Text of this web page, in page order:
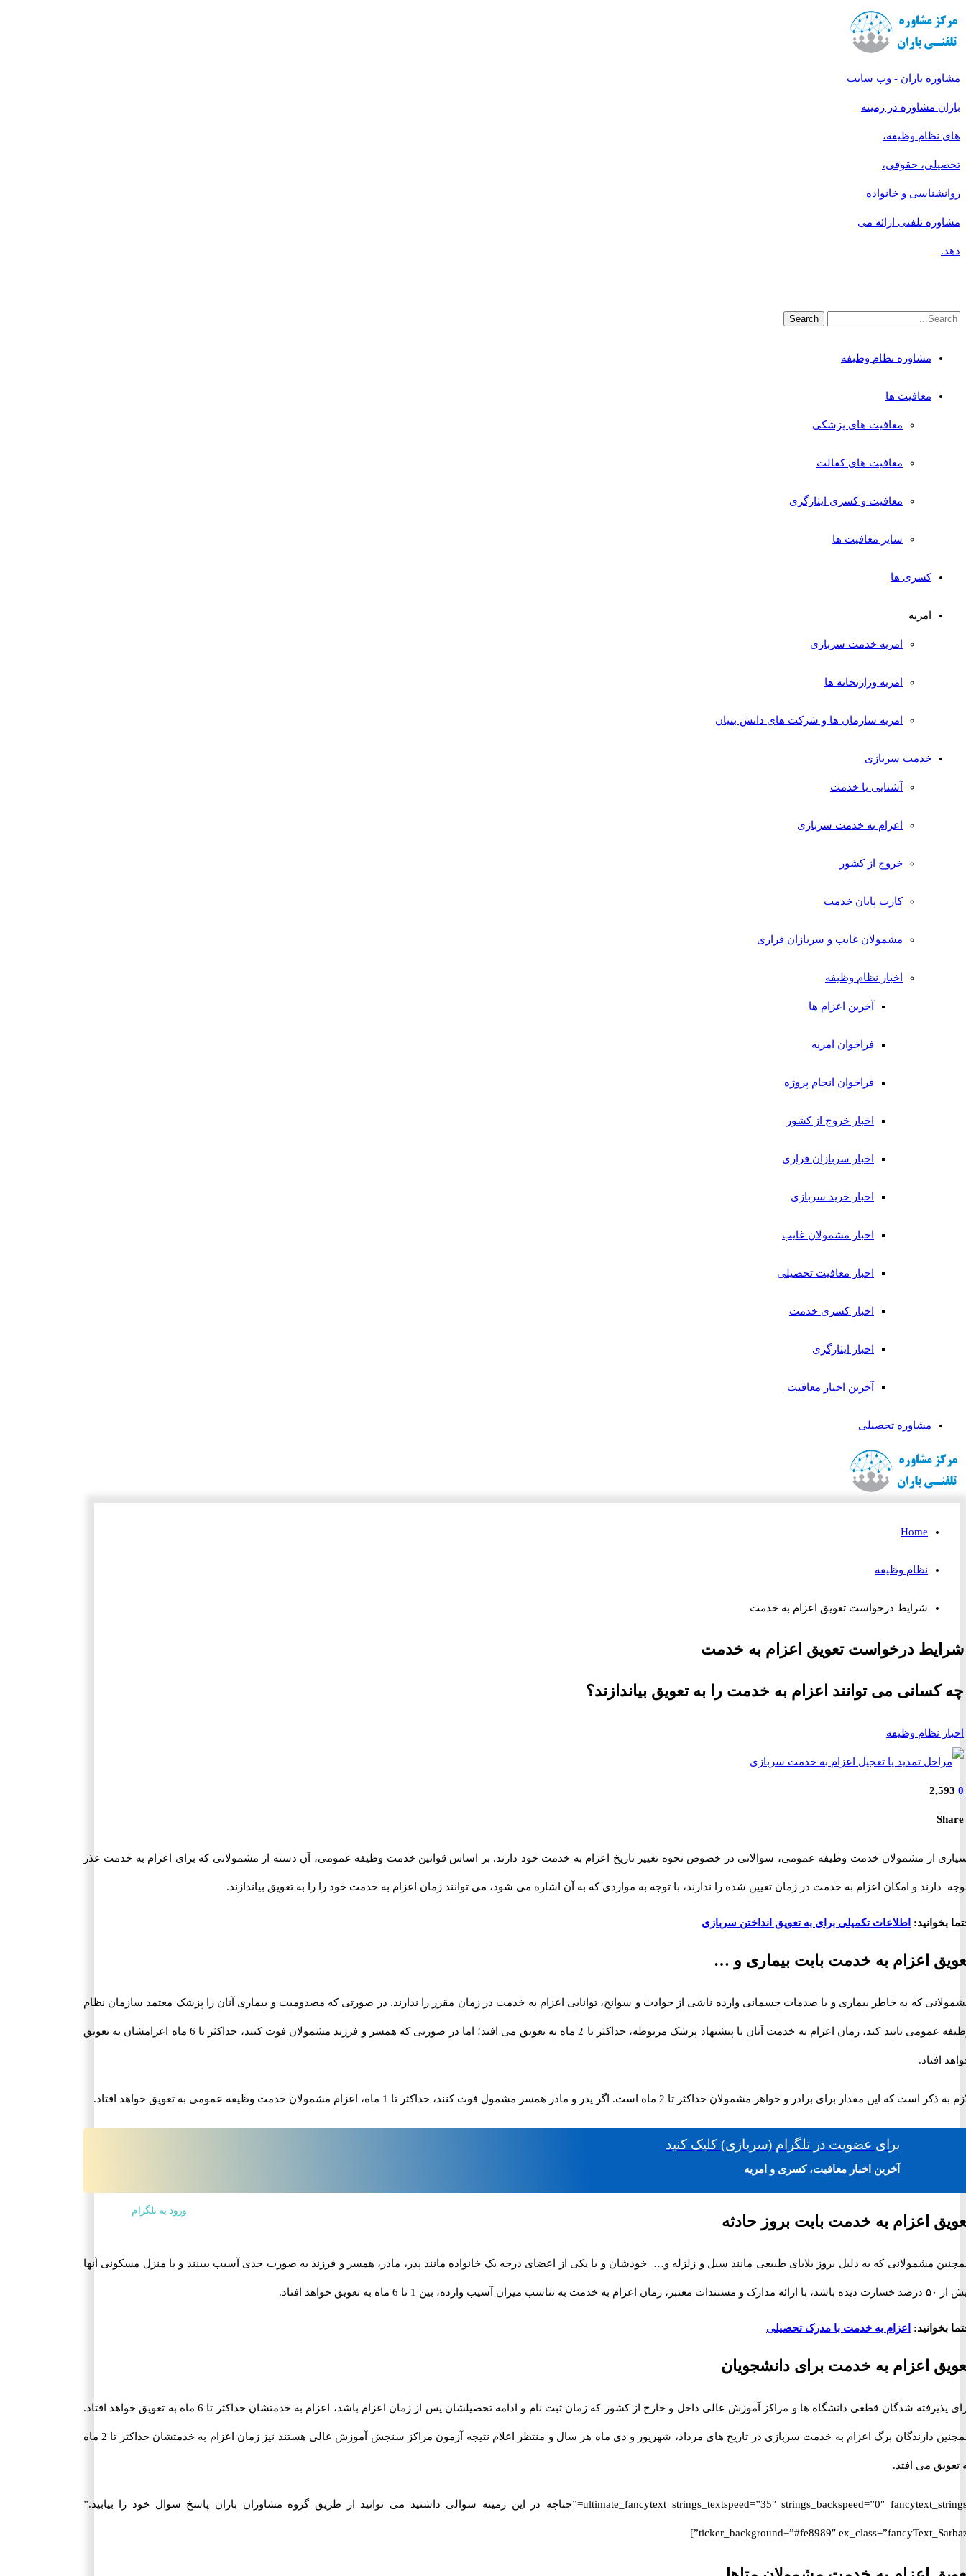
مشاوره باران - وب سایت
باران مشاوره در زمینه
های نظام وظیفه،
تحصیلی، حقوقی،
روانشناسی و خانواده
مشاوره تلفنی ارائه می
دهد.
مشاوره نظام وظیفه
معافیت ها
معافیت های پزشکی
معافیت های کفالت
معافیت و کسری ایثارگری
سایر معافیت ها
کسری ها
امریه
امریه خدمت سربازی
امریه وزارتخانه ها
امریه سازمان ها و شرکت های دانش بنیان
خدمت سربازی
آشنایی با خدمت
اعزام به خدمت سربازی
خروج از کشور
کارت پایان خدمت
مشمولان غایب و سربازان فراری
اخبار نظام وظیفه
آخرین اعزام ها
فراخوان امریه
فراخوان انجام پروژه
اخبار خروج از کشور
اخبار سربازان فراری
اخبار خرید سربازی
اخبار مشمولان غایب
اخبار معافیت تحصیلی
اخبار کسری خدمت
اخبار ایثارگری
آخرین اخبار معافیت
مشاوره تحصیلی
Home
نظام وظیفه
شرایط درخواست تعویق اعزام به خدمت
شرایط درخواست تعویق اعزام به خدمت
چه کسانی می توانند اعزام به خدمت را به تعویق بیاندازند؟
اخبار نظام وظیفه
0
2,593
Share
از مشمولان خدمت وظیفه عمومی، سوالاتی در خصوص نحوه تغییر تاریخ اعزام به خدمت خود دارند. بر اساس قوانین خدمت وظیفه عمومی، آن دسته از مشمولانی که برای اعزام به خدمت عذر
دارند و امکان اعزام به خدمت در زمان تعیین شده را ندارند، با توجه به مواردی که به آن اشاره می شود، می توانند زمان اعزام به خدمت خود را را به تعویق بیاندازند.
بخوانید: اطلاعات تکمیلی برای به تعویق انداختن سربازی
اعزام به خدمت بابت بیماری و …
که به خاطر بیماری و یا صدمات جسمانی وارده ناشی از حوادث و سوانح، توانایی اعزام به خدمت در زمان مقرر را ندارند. در صورتی که مصدومیت و بیماری آنان را پزشک معتمد سازمان نظام
وظیفه عمومی تایید کند، زمان اعزام به خدمت آنان با پیشنهاد پزشک مربوطه، حداکثر تا 2 ماه به تعویق می افتد؛ اما در صورتی که همسر و فرزند مشمولان فوت کنند، حداکثر تا 6 ماه اعزامشان به تعویق
افتاد.
به ذکر است که این مقدار برای برادر و خواهر مشمولان حداکثر تا 2 ماه است. اگر پدر و مادر همسر مشمول فوت کنند، حداکثر تا 1 ماه، اعزام مشمولان خدمت وظیفه عمومی به تعویق خواهد افتاد.
برای عضویت در تلگرام (سربازی) کلیک کنید
آخرین اخبار معافیت، کسری و امریه
ورود به تلگرام
اعزام به خدمت بابت بروز حادثه
مشمولانی که به دلیل بروز بلایای طبیعی مانند سیل و زلزله و… خودشان و یا یکی از اعضای درجه یک خانواده مانند پدر، مادر، همسر و فرزند به صورت جدی آسیب ببینند و یا منزل مسکونی آنها
مدارک و مستندات معتبر، زمان اعزام به خدمت به تناسب میزان آسیب وارده، بین 1 تا 6 ماه به تعویق خواهد افتاد.
بخوانید: اعزام به خدمت با مدرک تحصیلی
اعزام به خدمت برای دانشجویان
برای پذیرفته شدگان قطعی دانشگاه ها و مراکز آموزش عالی داخل و خارج از کشور که زمان ثبت نام و ادامه تحصیلشان پس از زمان اعزام باشد، اعزام به خدمتشان حداکثر تا 6 ماه به تعویق خواهد افتاد.
همچنین دارندگان برگ اعزام به خدمت سربازی در تاریخ های مرداد، شهریور و دی ماه هر سال و منتظر اعلام نتیجه آزمون مراکز سنجش آموزش عالی هستند نیز زمان اعزام به خدمتشان حداکثر تا 2 ماه
تعویق می افتد.
[ultimate_fancytext strings_textspeed=”35″ strings_backspeed=”0″ fancytext_strings=”چناچه در این زمینه سوالی داشتید می توانید از طریق گروه مشاوران باران پاسخ سوال خود را بیابید.”
ticker_background=”#fe8989″